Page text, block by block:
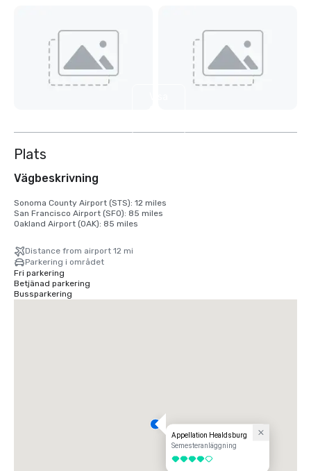
Plats
Vägbeskrivning
Sonoma County Airport (STS): 12 miles
San Francisco Airport (SFO): 85 miles
Oakland Airport (OAK): 85 miles
Distance from airport 12 mi
Parkering i området
Fri parkering
Betjänad parkering
Bussparkering
Appellation Healdsburg
Semesteranläggning
4 av 5